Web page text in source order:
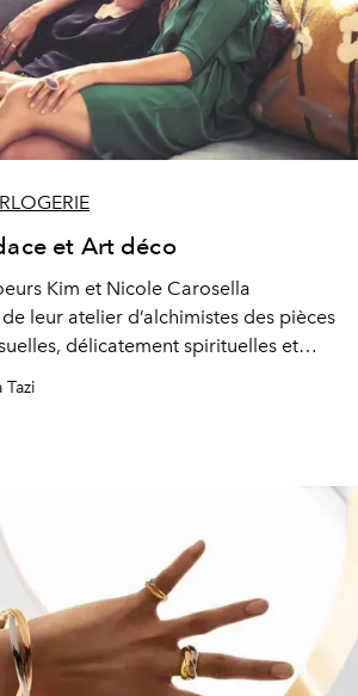
et Art déco
Kim et Nicole Carosella
leur atelier d’alchimistes des pièces
délicatement spirituelles et